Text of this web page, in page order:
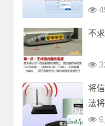
不
将
法
方法